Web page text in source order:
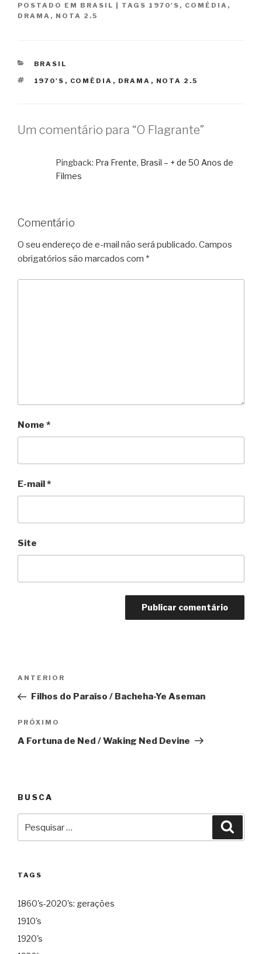
POSTADO EM BRASIL | TAGS 1970'S , COMÉDIA ,
DRAMA , NOTA 2.5
CATEGORIAS
BRASIL
TAGS
1970'S , COMÉDIA , DRAMA , NOTA 2.5
Um comentário para “O Flagrante”
Pingback: Pra Frente, Brasil – + de 50 Anos de
Filmes
Comentário
O seu endereço de e-mail não será publicado. Campos
obrigatórios são marcados com *
Nome *
E-mail*
Site
Post
Anterior
ANTERIOR
Filhos do Paraíso / Bacheha-Ye Aseman
Próximo
PRÓXIMO
A Fortuna de Ned / Waking Ned Devine
BUSCA
por:
TAGS
1860's-2020's: gerações
1910's
1920's